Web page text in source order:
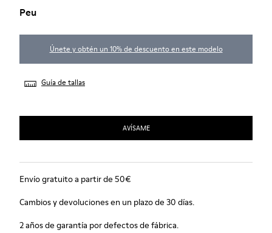
Peu
Únete y obtén un 10% de descuento en este modelo
Guía de tallas
AVÍSAME
Envío gratuito a partir de 50€
Cambios y devoluciones en un plazo de 30 días.
2 años de garantía por defectos de fábrica.